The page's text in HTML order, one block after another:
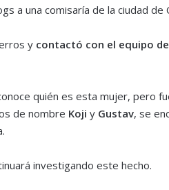
a una comisaría de la ciudad de
y contactó con el equipo
quién es esta mujer, pero
de nombre Koji y Gustav, se
investigando este hecho.